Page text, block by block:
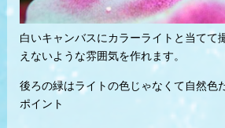
白いキャンバスにカラーライトと当てて
えないような雰囲気を作れます。
後ろの緑はライトの色じゃなくて自然色
ポイント